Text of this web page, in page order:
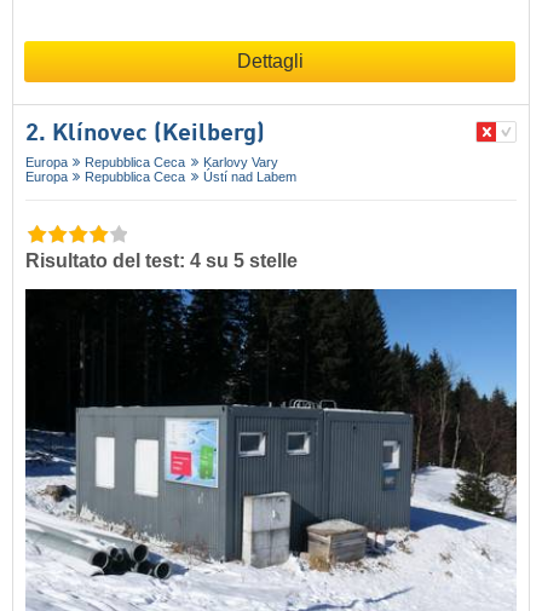
Dettagli
2. Klínovec (Keilberg)
Europa Repubblica Ceca
Karlovy Vary
Europa
Repubblica Ceca Ústí nad Labem
Risultato del test: 4 su 5 stelle